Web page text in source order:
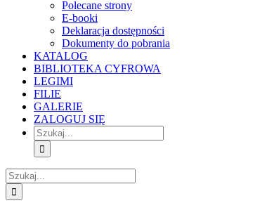
Polecane strony
E-booki
Deklaracja dostępności
Dokumenty do pobrania
KATALOG
BIBLIOTEKA CYFROWA
LEGIMI
FILIE
GALERIE
ZALOGUJ SIĘ
Szukaj
Szukaj